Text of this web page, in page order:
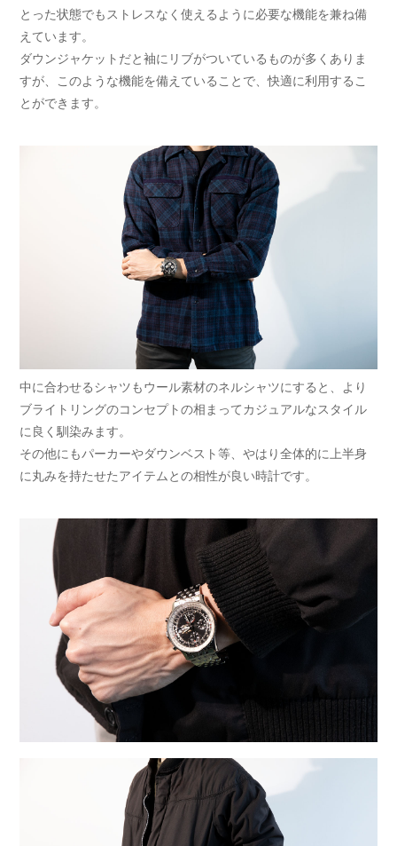
とった状態でもストレスなく使えるように必要な機能を兼ね備
えています。
ダウンジャケットだと袖にリブがついているものが多くありま
すが、このような機能を備えていることで、快適に利用するこ
とができます。
中に合わせるシャツもウール素材のネルシャツにすると、より
ブライトリングのコンセプトの相まってカジュアルなスタイル
に良く馴染みます。
その他にもパーカーやダウンベスト等、やはり全体的に上半身
に丸みを持たせたアイテムとの相性が良い時計です。